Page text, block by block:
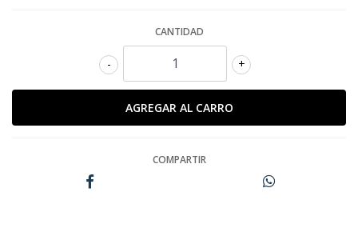
CANTIDAD
+
-
COMPARTIR